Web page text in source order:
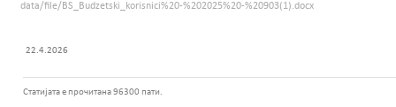
data/file/BS_Budzetski_korisnici%20-%202025%20-%20903(1).docx
22.4.2026
Статијата е прочитана 96300 пати.